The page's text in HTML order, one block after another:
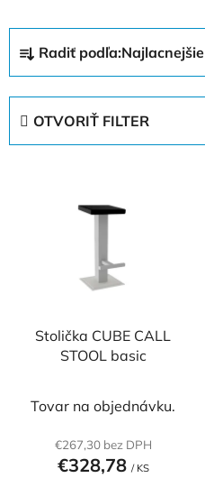
d
Radiť podľa:Najlacnejšie
OTVORIŤ FILTER
Stolička CUBE CALL
STOOL basic
Tovar na objednávku.
€267,30 bez DPH
€328,78 / KS